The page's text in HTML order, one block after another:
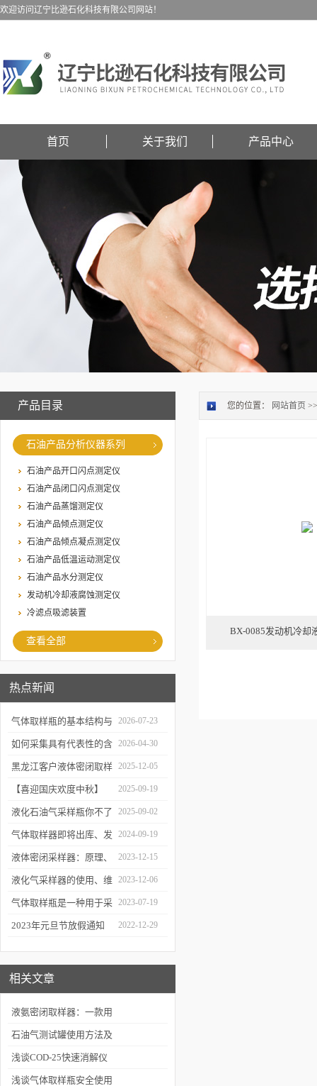
欢迎访问辽宁比逊石化科技有限公司网站！
首页 关于我们 产品中心
产品目录
石油产品分析仪器系列
石油产品开口闪点测定仪
石油产品闭口闪点测定仪
石油产品蒸馏测定仪
石油产品倾点测定仪
石油产品倾点凝点测定仪
石油产品低温运动测定仪
石油产品水分测定仪
发动机冷却液腐蚀测定仪
冷滤点吸滤装置
查看全部
热点新闻
气体取样瓶的基本结构与
工作逻辑是什么？
2026-07-23
如何采集具有代表性的含
油水样？——石油类采水
器原理与使用
2026-04-30
黑龙江客户液体密闭取样
器项目顺利交付
2025-12-05
【喜迎国庆欢度中秋】
2025年国庆中秋放假通知
2025-09-19
液化石油气采样瓶你不了
解的知识！
2025-09-02
气体取样器即将出库、发
货！
2024-09-19
液体密闭采样器：原理、
应用和优势
2023-12-15
液化气采样器的使用、维
护与优化
2023-12-06
气体取样瓶是一种用于采
集、贮存和分析气体样品
2023-07-19
2023年元旦节放假通知 2022-12-29
相关文章
液氨密闭取样器：一款用
于安全、便捷取样的设备
石油气测试罐使用方法及
注意事项
浅谈COD-25快速消解仪
的五大特色
浅谈气体取样瓶安全使用
您的位置： 网站首页
BX-0085发动机冷却